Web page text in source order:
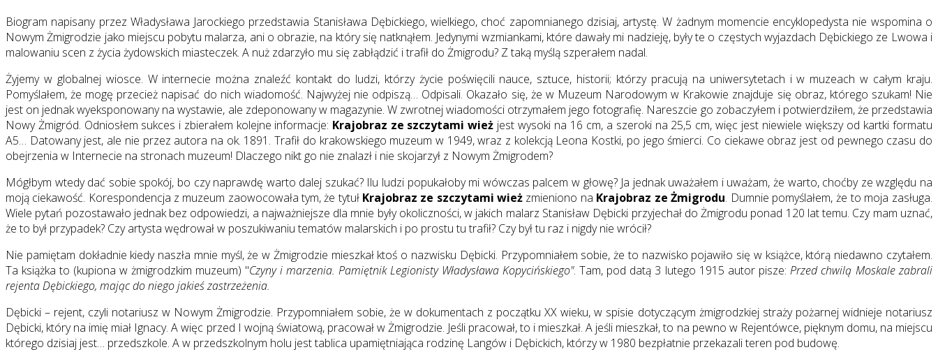
Biogram napisany przez Władysława Jarockiego przedstawia Stanisława Dębickiego, wielkiego, choć zapomnianego dzisiaj, artystę. W żadnym momencie encyklopedysta nie wspomina o
Nowym Żmigrodzie jako miejscu pobytu malarza, ani o obrazie, na który się natknąłem. Jedynymi wzmiankami, które dawały mi nadzieję, były te o częstych wyjazdach Dębickiego ze Lwowa i
malowaniu scen z życia żydowskich miasteczek. A nuż zdarzyło mu się zabłądzić i trafił do Żmigrodu? Z taką myślą szperałem nadal.
Żyjemy w globalnej wiosce. W internecie można znaleźć kontakt do ludzi, którzy życie poświęcili nauce, sztuce, historii; którzy pracują na uniwersytetach i w muzeach w całym kraju.
Pomyślałem, że mogę przecież napisać do nich wiadomość. Najwyżej nie odpiszą… Odpisali. Okazało się, że w Muzeum Narodowym w Krakowie znajduje się obraz, którego szukam! Nie
jest on jednak wyeksponowany na wystawie, ale zdeponowany w magazynie. W zwrotnej wiadomości otrzymałem jego fotografię. Nareszcie go zobaczyłem i potwierdziłem, że przedstawia
Nowy Żmigród. Odniosłem sukces i zbierałem kolejne informacje: Krajobraz ze szczytami wież jest wysoki na 16 cm, a szeroki na 25,5 cm, więc jest niewiele większy od kartki formatu
A5… Datowany jest, ale nie przez autora na ok. 1891. Trafił do krakowskiego muzeum w 1949, wraz z kolekcją Leona Kostki, po jego śmierci. Co ciekawe obraz jest od pewnego czasu do
obejrzenia w Internecie na stronach muzeum! Dlaczego nikt go nie znalazł i nie skojarzył z Nowym Żmigrodem?
Mógłbym wtedy dać sobie spokój, bo czy naprawdę warto dalej szukać? Ilu ludzi popukałoby mi wówczas palcem w głowę? Ja jednak uważałem i uważam, że warto, choćby ze względu na
moją ciekawość. Korespondencja z muzeum zaowocowała tym, że tytuł Krajobraz ze szczytami wież zmieniono na Krajobraz ze Żmigrodu. Dumnie pomyślałem, że to moja zasługa.
Wiele pytań pozostawało jednak bez odpowiedzi, a najważniejsze dla mnie były okoliczności, w jakich malarz Stanisław Dębicki przyjechał do Żmigrodu ponad 120 lat temu. Czy mam uznać,
że to był przypadek? Czy artysta wędrował w poszukiwaniu tematów malarskich i po prostu tu trafił? Czy był tu raz i nigdy nie wrócił?
Nie pamiętam dokładnie kiedy naszła mnie myśl, że w Żmigrodzie mieszkał ktoś o nazwisku Dębicki. Przypomniałem sobie, że to nazwisko pojawiło się w książce, którą niedawno czytałem.
Ta książka to (kupiona w żmigrodzkim muzeum) "Czyny i marzenia. Pamiętnik Legionisty Władysława Kopycińskiego". Tam, pod datą 3 lutego 1915 autor pisze: Przed chwilą Moskale zabrali
rejenta Dębickiego, mając do niego jakieś zastrzeżenia.
Dębicki – rejent, czyli notariusz w Nowym Żmigrodzie. Przypomniałem sobie, że w dokumentach z początku XX wieku, w spisie dotyczącym żmigrodzkiej straży pożarnej widnieje notariusz
Dębicki, który na imię miał Ignacy. A więc przed I wojną światową, pracował w Żmigrodzie. Jeśli pracował, to i mieszkał. A jeśli mieszkał, to na pewno w Rejentówce, pięknym domu, na miejscu
którego dzisiaj jest… przedszkole. A w przedszkolnym holu jest tablica upamiętniająca rodzinę Langów i Dębickich, którzy w 1980 bezpłatnie przekazali teren pod budowę.